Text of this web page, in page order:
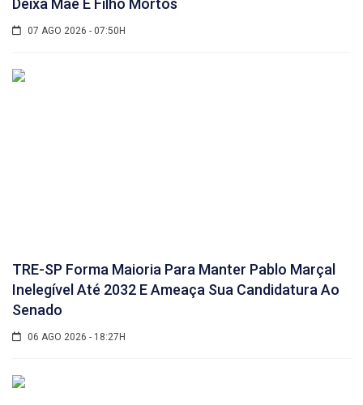
Deixa Mãe E Filho Mortos
07 AGO 2026 - 07:50H
TRE-SP Forma Maioria Para Manter Pablo Marçal
Inelegível Até 2032 E Ameaça Sua Candidatura Ao
Senado
06 AGO 2026 - 18:27H